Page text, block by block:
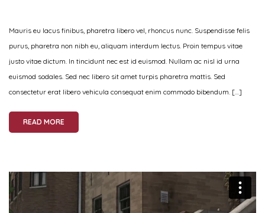
Mauris eu lacus finibus, pharetra libero vel, rhoncus nunc. Suspendisse felis
purus, pharetra non nibh eu, aliquam interdum lectus. Proin tempus vitae
justo vitae dictum. In tincidunt nec est id euismod. Nullam ac nisl id urna
euismod sodales. Sed nec libero sit amet turpis pharetra mattis. Sed
consectetur erat libero vehicula consequat enim commodo bibendum. […]
READ MORE